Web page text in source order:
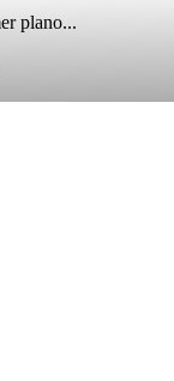
plano...